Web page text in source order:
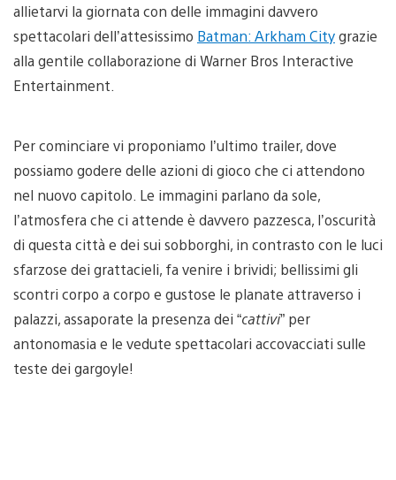
allietarvi la giornata con delle immagini davvero
spettacolari dell’attesissimo Batman: Arkham Citygrazie
alla gentile collaborazione di Warner Bros Interactive
Entertainment.
Per cominciare vi proponiamo l’ultimo trailer, dove
possiamo godere delle azioni di gioco che ci attendono
nel nuovo capitolo. Le immagini parlano da sole,
l’atmosfera che ci attende è davvero pazzesca, l’oscurità
di questa città e dei sui sobborghi, in contrasto con le luci
sfarzose dei grattacieli, fa venire i brividi; bellissimi gli
scontri corpo a corpo e gustose le planate attraverso i
palazzi, assaporate la presenza dei “cattivi” per
antonomasia e le vedute spettacolari accovacciati sulle
teste dei gargoyle!